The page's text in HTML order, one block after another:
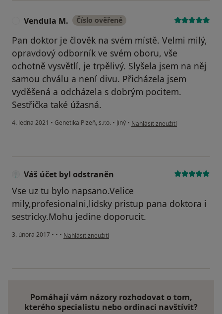
Vendula M. Číslo ověřené
Pan doktor je člověk na svém místě. Velmi milý,
opravdový odborník ve svém oboru, vše
ochotně vysvětlí, je trpělivý. Slyšela jsem na něj
samou chválu a není divu. Přicházela jsem
vyděšená a odcházela s dobrým pocitem.
Sestřička také úžasná.
4. ledna 2021 • Genetika Plzeň, s.r.o. • Jiný • podle názoru uživatele Vendula
Nahlásit zneužití
Váš účet byl odstraněn
Vse uz tu bylo napsano.Velice
mily,profesionalni,lidsky pristup pana doktora i
sestricky.Mohu jedine doporucit.
3. února 2017 • • • podle názoru uživatele Váš účet byl odstraněn
Nahlásit zneužití
Pomáhají vám názory rozhodovat o tom,
kterého specialistu nebo ordinaci navštívit?